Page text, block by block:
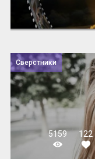
Сверстники
5159 122